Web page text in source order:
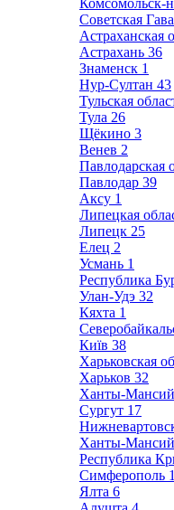
Комсомольск-
Советская
Астраханская
Астрахань 36
Знаменск 1
Нур-Султан 43
Тульская
Тула 26
Щёкино 3
Венев 2
Павлодарская
Павлодар 39
Аксу 1
Липецкая
Липецк 25
Елец 2
Усмань 1
Республика
Улан-Удэ 32
Кяхта 1
Київ 38
Харьковская
Харьков 32
Ханты-
Сургут 17
Ханты-
Республика
Симферополь
Ялта 6